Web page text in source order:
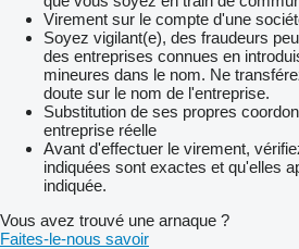
Virement sur le compte d'une
Soyez vigilant(e), des fraudeurs
des entreprises connues en
mineures dans le nom. Ne
doute sur le nom de l'entreprise.
Substitution de ses propres
entreprise réelle
Avant d'effectuer le virement,
indiquées sont exactes et qu'elles
indiquée.
Vous avez trouvé une arnaque ?
Faites-le-nous savoir